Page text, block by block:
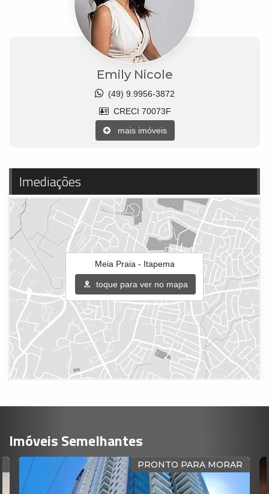
Emily Nicole
(49) 9.9956-3872
CRECI 70073F
mais imóveis
Imediações
Meia Praia - Itapema
toque para ver no mapa
Imóveis Semelhantes
PRONTO PARA MORAR